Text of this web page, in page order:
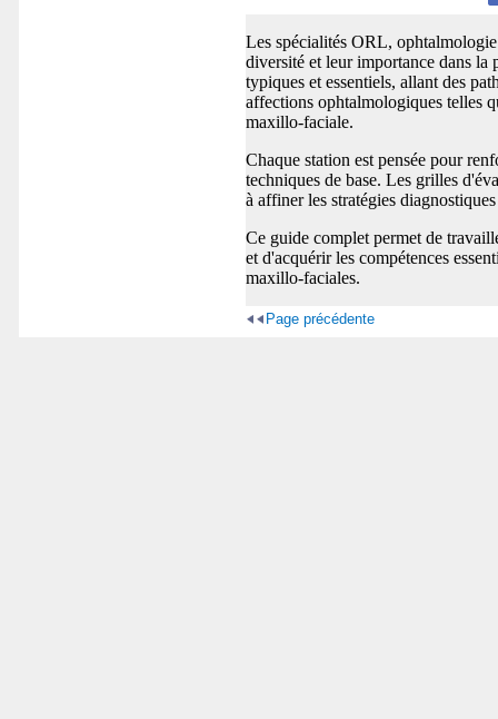
Les spécialités ORL,
diversité et leur importance dans la
typiques et essentiels, allant des
affections ophtalmologiques telles
maxillo-faciale.
Chaque station est pensée pour
techniques de base. Les grilles
à affiner les stratégies
Ce guide complet permet de
et d'acquérir les compétences
maxillo-faciales.
Page précédente